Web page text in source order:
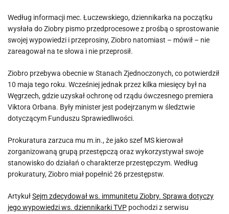
Według informacji mec. Łuczewskiego, dziennikarka na początku
wysłała do Ziobry pismo przedprocesowe z prośbą o sprostowanie
swojej wypowiedzi i przeprosiny, Ziobro natomiast – mówił – nie
zareagował na te słowa i nie przeprosił.
Ziobro przebywa obecnie w Stanach Zjednoczonych, co potwierdził
10 maja tego roku. Wcześniej jednak przez kilka miesięcy był na
Węgrzech, gdzie uzyskał ochronę od rządu ówczesnego premiera
Viktora Orbana. Były minister jest podejrzanym w śledztwie
dotyczącym Funduszu Sprawiedliwości.
Prokuratura zarzuca mu m.in., że jako szef MS kierował
zorganizowaną grupą przestępczą oraz wykorzystywał swoje
stanowisko do działań o charakterze przestępczym. Według
prokuratury, Ziobro miał popełnić 26 przestępstw.
ArtykułSejm zdecydował ws. immunitetu Ziobry. Sprawa dotyczy
jego wypowiedzi ws. dziennikarki TVP pochodzi z serwisu